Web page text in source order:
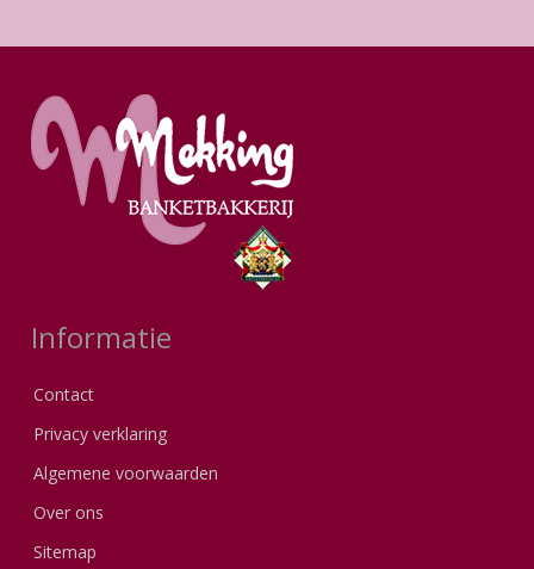
Informatie
Contact
Privacy verklaring
Algemene voorwaarden
Over ons
Sitemap